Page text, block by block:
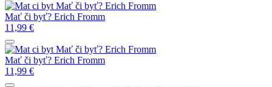
Mať či byť? Erich Fromm
Mať či byť? Erich Fromm
11,99 €
Mať či byť? Erich Fromm
Mať či byť? Erich Fromm
11,99 €